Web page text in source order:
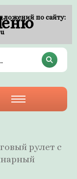
рулет с
по сайту: